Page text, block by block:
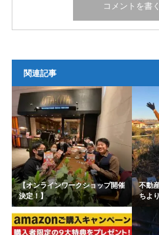
関連記事
【オンラインワークショップ開催
決定！】
不動
ちよ